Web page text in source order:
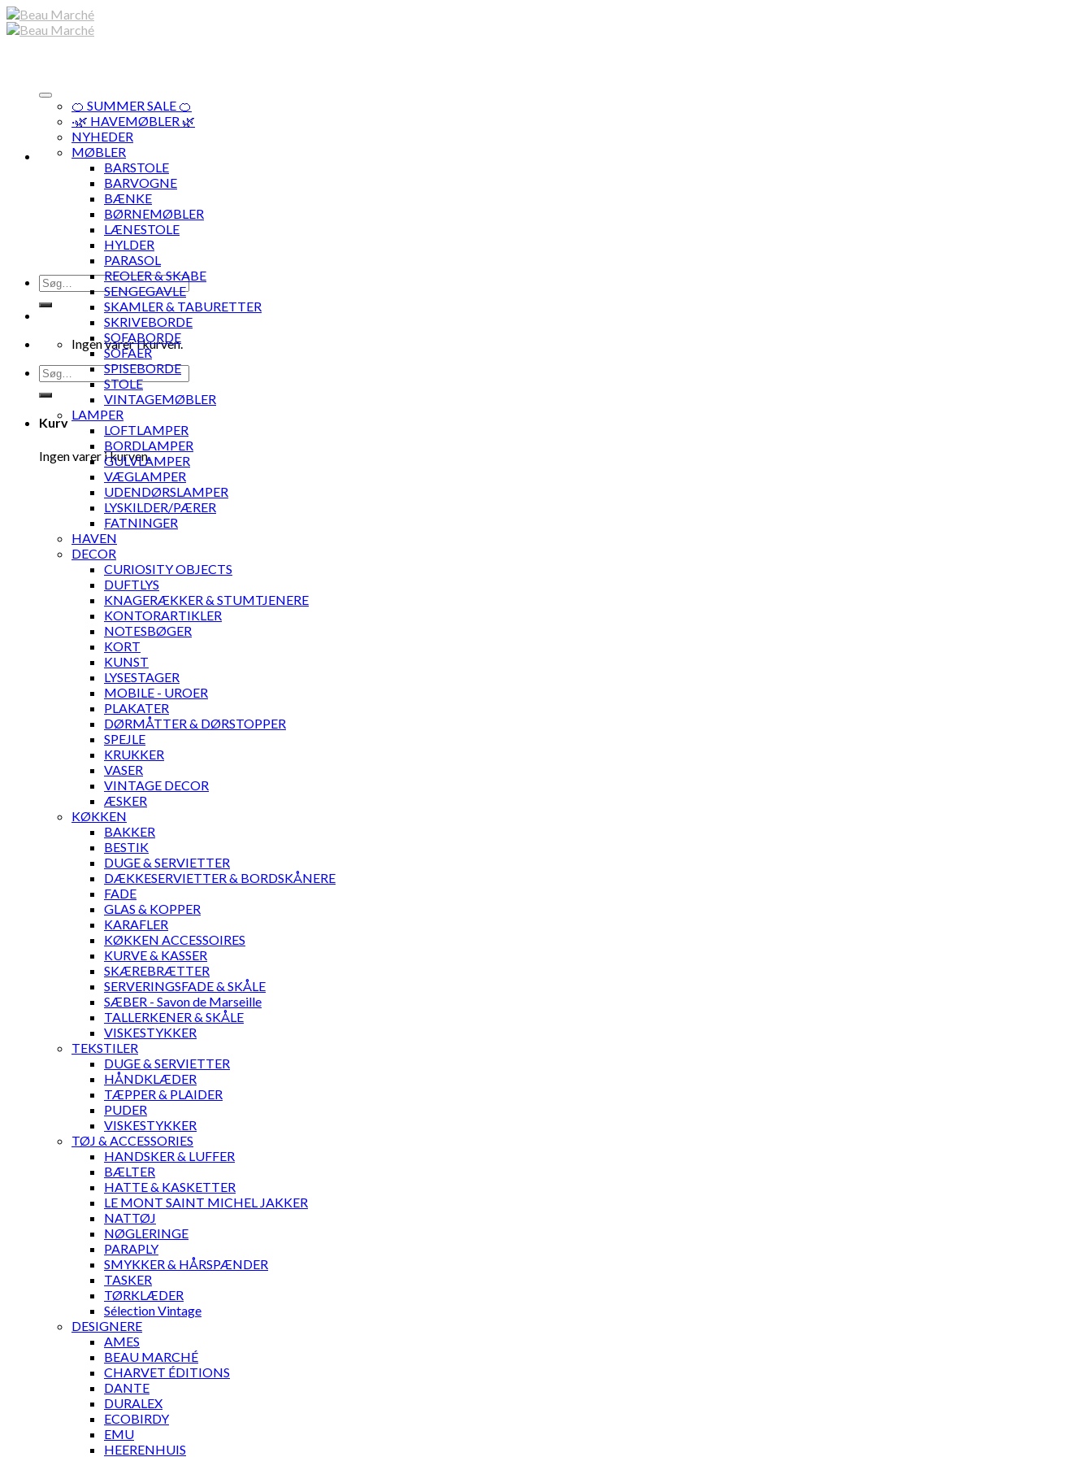
Skip
to
Søg
efter:
Ingen varer i kurven.
Søg
efter:
Kurv
Ingen varer i kurven.
🍊 SUMMER SALE 🍊
·🌿 HAVEMØBLER 🌿
NYHEDER
MØBLER
BARSTOLE
BARVOGNE
BÆNKE
BØRNEMØBLER
LÆNESTOLE
HYLDER
PARASOL
REOLER & SKABE
SENGEGAVLE
SKAMLER & TABURETTER
SKRIVEBORDE
SOFABORDE
SOFAER
SPISEBORDE
STOLE
VINTAGEMØBLER
LAMPER
LOFTLAMPER
BORDLAMPER
GULVLAMPER
VÆGLAMPER
UDENDØRSLAMPER
LYSKILDER/PÆRER
FATNINGER
HAVEN
DECOR
CURIOSITY OBJECTS
DUFTLYS
KNAGERÆKKER & STUMTJENERE
KONTORARTIKLER
NOTESBØGER
KORT
KUNST
LYSESTAGER
MOBILE - UROER
PLAKATER
DØRMÅTTER & DØRSTOPPER
SPEJLE
KRUKKER
VASER
VINTAGE DECOR
ÆSKER
KØKKEN
BAKKER
BESTIK
DUGE & SERVIETTER
DÆKKESERVIETTER & BORDSKÅNERE
FADE
GLAS & KOPPER
KARAFLER
KØKKEN ACCESSOIRES
KURVE & KASSER
SKÆREBRÆTTER
SERVERINGSFADE & SKÅLE
SÆBER - Savon de Marseille
TALLERKENER & SKÅLE
VISKESTYKKER
TEKSTILER
DUGE & SERVIETTER
HÅNDKLÆDER
TÆPPER & PLAIDER
PUDER
VISKESTYKKER
TØJ & ACCESSORIES
HANDSKER & LUFFER
BÆLTER
HATTE & KASKETTER
LE MONT SAINT MICHEL JAKKER
NATTØJ
NØGLERINGE
PARAPLY
SMYKKER & HÅRSPÆNDER
TASKER
TØRKLÆDER
Sélection Vintage
DESIGNERE
AMES
BEAU MARCHÉ
CHARVET ÉDITIONS
DANTE
DURALEX
ECOBIRDY
EMU
HEERENHUIS